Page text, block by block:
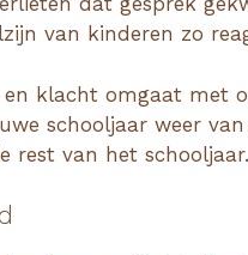
van kinderen zo
klacht omgaat met
schooljaar weer
rest van het schooljaar.